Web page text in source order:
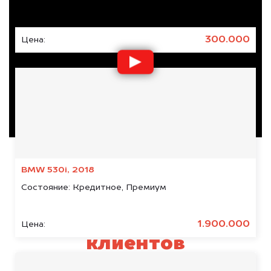
Цена: 300.000
BMW 530i, 2018
Состояние: Кредитное, Премиум
Цена: 1.900.000
Отзывы наших
клиентов